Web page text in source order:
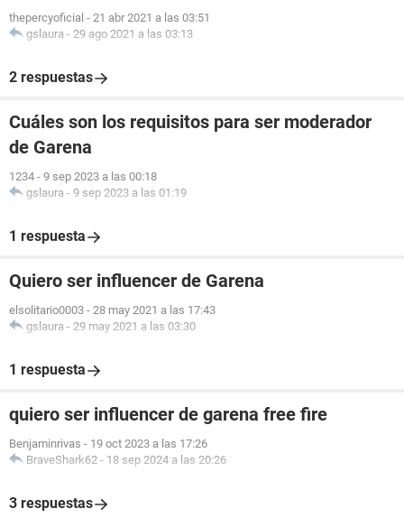
thepercyoficial - 21 abr 2021 a las 03:51
gslaura - 29 ago 2021 a las 03:13
2 respuestas
Cuáles son los requisitos para ser moderador
de Garena
1234 - 9 sep 2023 a las 00:18
gslaura - 9 sep 2023 a las 01:19
1 respuesta
Quiero ser influencer de Garena
elsolitario0003 - 28 may 2021 a las 17:43
gslaura - 29 may 2021 a las 03:30
1 respuesta
quiero ser influencer de garena free fire
Benjaminrivas - 19 oct 2023 a las 17:26
BraveShark62 - 18 sep 2024 a las 20:26
3 respuestas